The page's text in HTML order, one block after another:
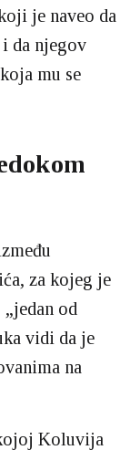
je naveo da
da njegov
mu se
za kojeg je
od
vidi da je
na
Koluvija